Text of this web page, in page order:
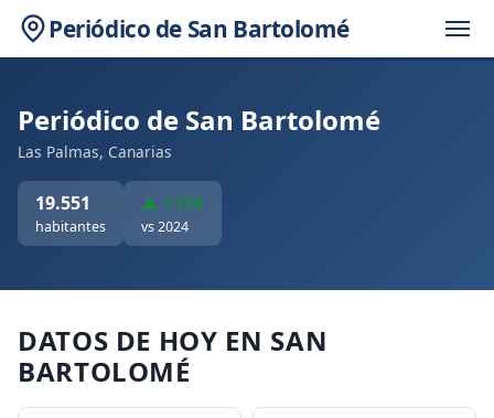
Periódico de San Bartolomé
Periódico de San Bartolomé
Las Palmas, Canarias
19.551
habitantes
▲ +108
vs 2024
DATOS DE HOY EN SAN
BARTOLOMÉ